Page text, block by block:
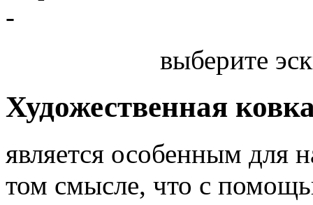
-
выберите
Художественная
является особенным для
том смысле, что с